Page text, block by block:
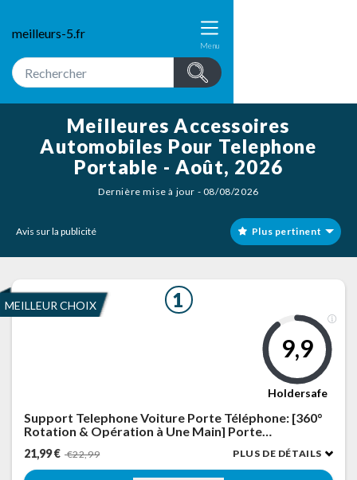
meilleurs-5.fr
Menu
Avis sur la publicité
Meilleures Accessoires
Automobiles Pour Telephone
Portable - Août, 2026
Dernière mise à jour - 08/08/2026
Plus pertinent
1
MEILLEUR CHOIX
9,9
Holdersafe
Support Telephone Voiture Porte Téléphone: [360°
Rotation & Opération à Une Main] Porte
Smartphone Voiture Bouche D'aération Socles de
Téléphone Portable Automobile pour
iPhone/Samsung/Huawei/Xiaomi
21,99 € €22,99 PLUS DE DÉTAILS